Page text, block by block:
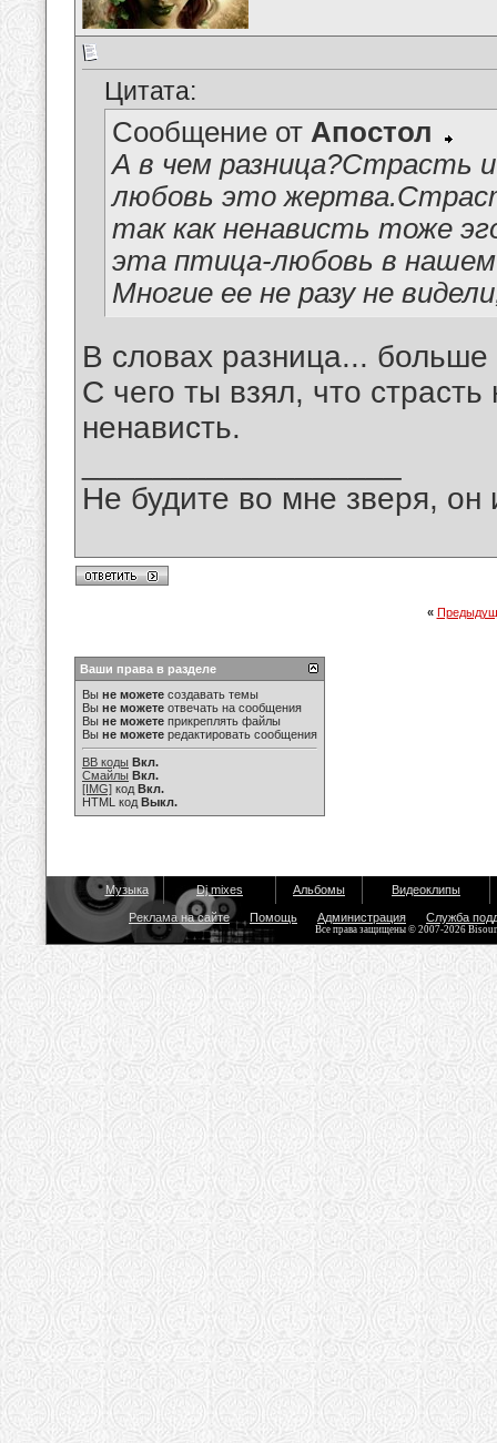
Цитата:
Сообщение от Апостол
А в чем разница?Страсть
любовь это
так как ненависть тоже
эта птица-любовь в
Многие ее не разу не
В словах разница...
С чего ты взял, что
ненависть.
Не будите во мне зверя, он
«
Ваши права в разделе
Вы не можете создавать темы
Вы не можете отвечать на сообщения
Вы не можете прикреплять файлы
Вы не можете редактировать сообщения
BB коды Вкл.
Смайлы Вкл.
[IMG] код Вкл.
HTML код Выкл.
Музыка Dj mixes Альбомы Видеоклипы
Реклама на сайте Помощь Администрация Служба
Все права защищены © 2007-2026